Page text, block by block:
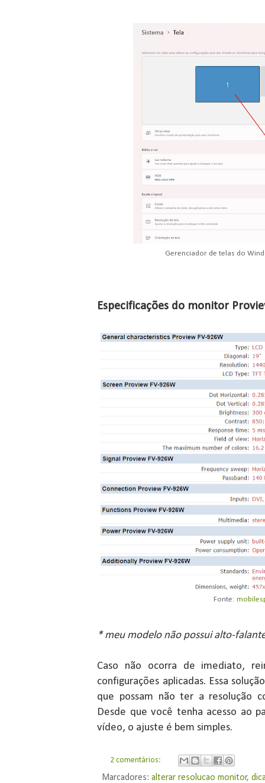
Gerenciador de telas do
Especificações do monitor
Fonte:
* meu modelo não possui alto-
Caso não ocorra de imediato,
configurações aplicadas. Essa
que possam não ter a resolução
Desde que você tenha acesso ao
vídeo, o ajuste é bem simples.
2 comentários:
Marcadores:alterar resolucao monitor,